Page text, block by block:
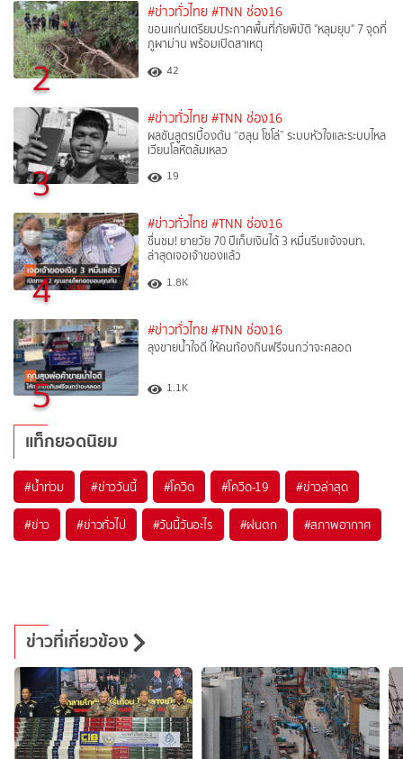
2
#ข่าวทั่วไทย #TNN ช่อง16
ขอนแก่นเตรียมประกาศพื้นที่ภัยพิบัติ "หลุมยุบ" 7 จุดที่
ภูผาม่าน พร้อมเปิดสาเหตุ
42
3
#ข่าวทั่วไทย #TNN ช่อง16
ผลชันสูตรเบื้องต้น “ฮลุน โซโล่” ระบบหัวใจและระบบไหล
เวียนโลหิตล้มเหลว
19
4
#ข่าวทั่วไทย #TNN ช่อง16
ชื่นชม! ยายวัย 70 ปีเก็บเงินได้ 3 หมื่นรีบแจ้งจนท.
ล่าสุดเจอเจ้าของแล้ว
1.8K
5
#ข่าวทั่วไทย #TNN ช่อง16
ลุงขายน้ำใจดี ให้คนท้องกินฟรีจนกว่าจะคลอด
1.1K
แท็กยอดนิยม
#น้ำท่วม #ข่าววันนี้ #โควิด #โควิด-19 #ข่าวล่าสุด
#ข่าว #ข่าวทั่วไป #วันนี้วันอะไร #ฝนตก #สภาพอากาศ
ข่าวที่เกี่ยวข้อง